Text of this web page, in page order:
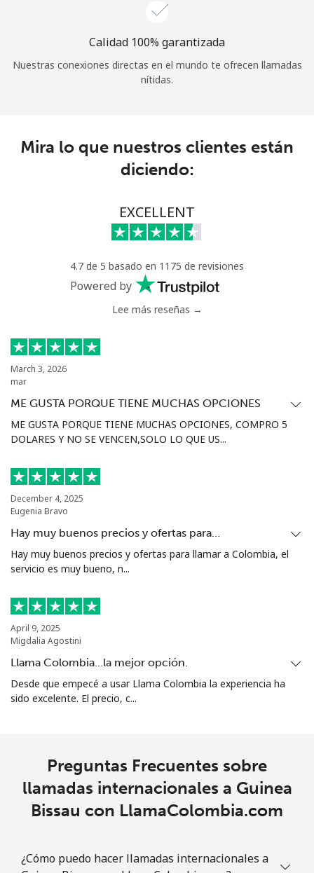
Calidad 100% garantizada
Nuestras conexiones directas en el mundo te ofrecen llamadas
nítidas.
Mira lo que nuestros clientes están
diciendo:
EXCELLENT
4.7 de 5 basado en 1175 de revisiones
Powered by
Lee más reseñas →
March 3, 2026
mar
ME GUSTA PORQUE TIENE MUCHAS OPCIONES
ME GUSTA PORQUE TIENE MUCHAS OPCIONES, COMPRO 5
DOLARES Y NO SE VENCEN,SOLO LO QUE US...
December 4, 2025
Eugenia Bravo
Hay muy buenos precios y ofertas para…
Hay muy buenos precios y ofertas para llamar a Colombia, el
servicio es muy bueno, n...
April 9, 2025
Migdalia Agostini
Llama Colombia...la mejor opción.
Desde que empecé a usar Llama Colombia la experiencia ha
sido excelente. El precio, c...
Preguntas Frecuentes sobre
llamadas internacionales a Guinea
Bissau con LlamaColombia.com
¿Cómo puedo hacer llamadas internacionales a